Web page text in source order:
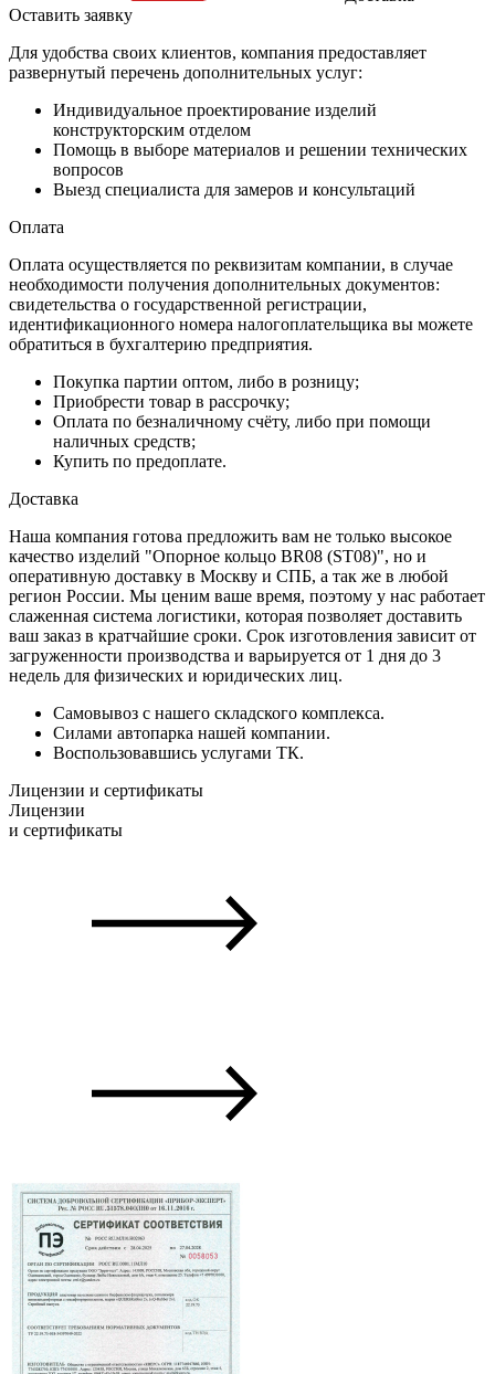
Оставить заявку
Для удобства своих клиентов, компания предоставляет
развернутый перечень дополнительных услуг:
Индивидуальное проектирование изделий
конструкторским отделом
Помощь в выборе материалов и решении технических
вопросов
Выезд специалиста для замеров и консультаций
Оплата
Оплата осуществляется по реквизитам компании, в случае
необходимости получения дополнительных документов:
свидетельства о государственной регистрации,
идентификационного номера налогоплательщика вы можете
обратиться в бухгалтерию предприятия.
Покупка партии оптом, либо в розницу;
Приобрести товар в рассрочку;
Оплата по безналичному счёту, либо при помощи
наличных средств;
Купить по предоплате.
Доставка
Наша компания готова предложить вам не только высокое
качество изделий "Опорное кольцо BR08 (ST08)", но и
оперативную доставку в Москву и СПБ, а так же в любой
регион России. Мы ценим ваше время, поэтому у нас работает
слаженная система логистики, которая позволяет доставить
ваш заказ в кратчайшие сроки. Срок изготовления зависит от
загруженности производства и варьируется от 1 дня до 3
недель для физических и юридических лиц.
Самовывоз с нашего складского комплекса.
Силами автопарка нашей компании.
Воспользовавшись услугами ТК.
Лицензии и сертификаты
Лицензии
и сертификаты